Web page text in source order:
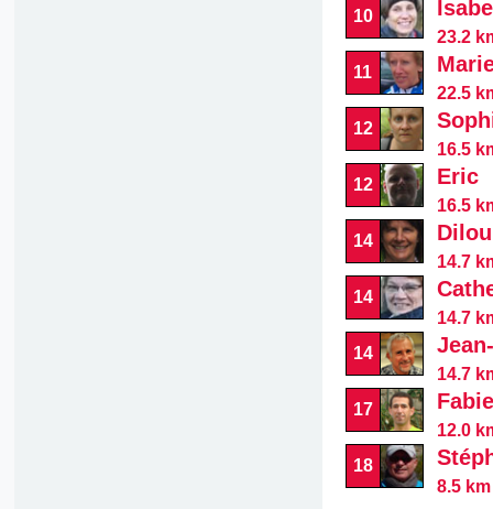
10
23.2
11
22.5
12
16.5
12 Eric
16.5
14 Dilou
14.7
14
14.7
14
14.7
17
12.0
18
8.5